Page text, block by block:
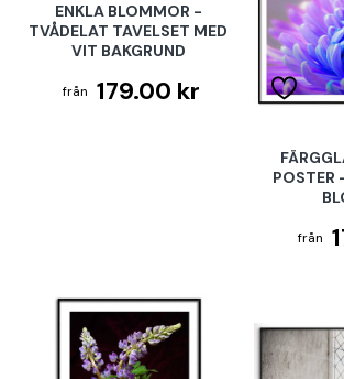
ENKLA BLOMMOR -
TVÅDELAT TAVELSET MED
VIT BAKGRUND
179.00 kr
POSTER